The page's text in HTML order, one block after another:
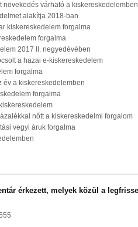
növekedés várható a kiskereskedelemben
alakítja 2018-ban
kiskereskedelem forgalma
forgalma
2017 II. negyedévében
a hazai e-kiskereskedelem
forgalma
év a kiskereskedelemben
forgalma
nőtt a kiskereskedelmi forgalom
vegyi áruk forgalma